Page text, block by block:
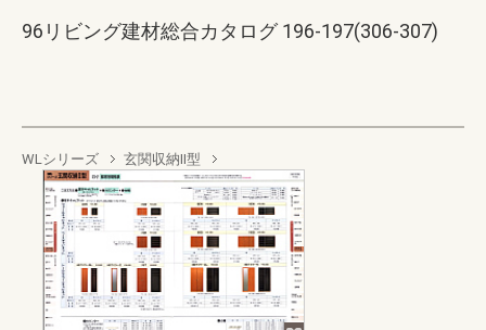
96リビング建材総合カタログ 196-197(306-307)
WLシリーズ 玄関収納Ⅱ型